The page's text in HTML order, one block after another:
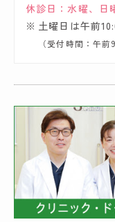
休診日：水曜、日
土曜日は午前
（受付時間：午